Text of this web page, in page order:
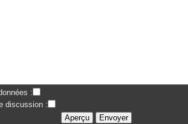
:
discussion :